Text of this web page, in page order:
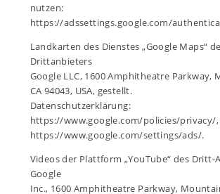
nutzen:
https://adssettings.google.com/
Landkarten des Dienstes „Google Maps“
Drittanbieters
Google LLC, 1600 Amphitheatre Parkway,
CA 94043, USA, gestellt.
Datenschutzerklärung:
https://www.google.com/policies/privacy/
https://www.google.com/settings/ads/.
Videos der Plattform „YouTube“ des Dritt-
Google
Inc., 1600 Amphitheatre Parkway,